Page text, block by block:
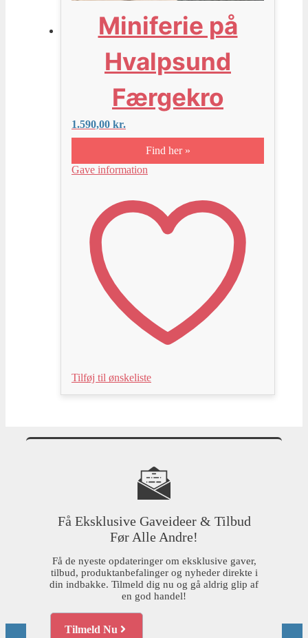
Miniferie på
Hvalpsund
Færgekro
1.590,00 kr.
Find her »
Gave information
Tilføj til ønskeliste
Få Eksklusive Gaveideer & Tilbud
Før Alle Andre!
Få de nyeste opdateringer om eksklusive gaver,
tilbud, produktanbefalinger og nyheder direkte i
din indbakke. Tilmeld dig nu og gå aldrig glip af
en god handel!
Tilmeld Nu